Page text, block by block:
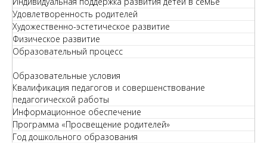
Удовлетворенность родителей
Художественно-эстетическое развитие
Физическое развитие
Образовательный процесс
Образовательные условия
Квалификация педагогов и совершенствование
педагогической работы
Информационное обеспечение
Программа «Просвещение родителей»
Год дошкольного образования